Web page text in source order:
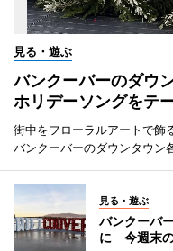
見る・遊ぶ
バンクーバーのダウ
ホリデーソングをテ
街中をフローラルアートで飾
バンクーバーのダウンタウン
見る・遊ぶ
バンクーバ
に 今週末